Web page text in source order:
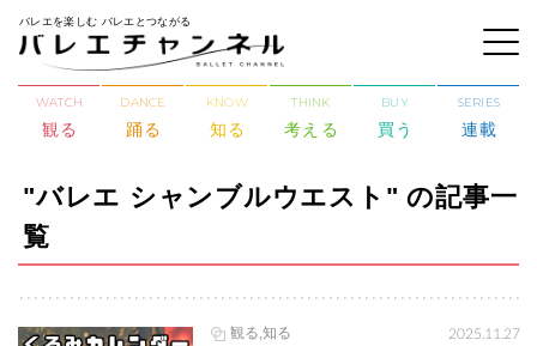
バレエを楽しむ バレエとつながる
WATCH
観る
DANCE
踊る
KNOW
知る
THINK
考える
BUY
買う
SERIES
連載
"バレエ シャンブルウエスト" の記事一
覧
観る,知る 2025.11.27